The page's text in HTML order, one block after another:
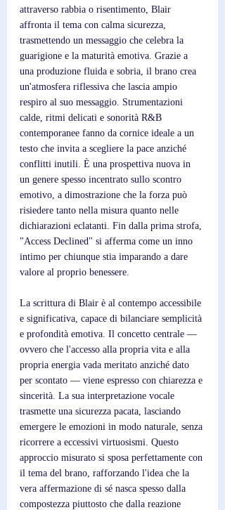
attraverso rabbia o risentimento, Blair
affronta il tema con calma sicurezza,
trasmettendo un messaggio che celebra la
guarigione e la maturità emotiva. Grazie a
una produzione fluida e sobria, il brano crea
un'atmosfera riflessiva che lascia ampio
respiro al suo messaggio. Strumentazioni
calde, ritmi delicati e sonorità R&B
contemporanee fanno da cornice ideale a un
testo che invita a scegliere la pace anziché
conflitti inutili. È una prospettiva nuova in
un genere spesso incentrato sullo scontro
emotivo, a dimostrazione che la forza può
risiedere tanto nella misura quanto nelle
dichiarazioni eclatanti. Fin dalla prima strofa,
"Access Declined" si afferma come un inno
intimo per chiunque stia imparando a dare
valore al proprio benessere.
La scrittura di Blair è al contempo accessibile
e significativa, capace di bilanciare semplicità
e profondità emotiva. Il concetto centrale —
ovvero che l'accesso alla propria vita e alla
propria energia vada meritato anziché dato
per scontato — viene espresso con chiarezza e
sincerità. La sua interpretazione vocale
trasmette una sicurezza pacata, lasciando
emergere le emozioni in modo naturale, senza
ricorrere a eccessivi virtuosismi. Questo
approccio misurato si sposa perfettamente con
il tema del brano, rafforzando l'idea che la
vera affermazione di sé nasca spesso dalla
compostezza piuttosto che dalla reazione